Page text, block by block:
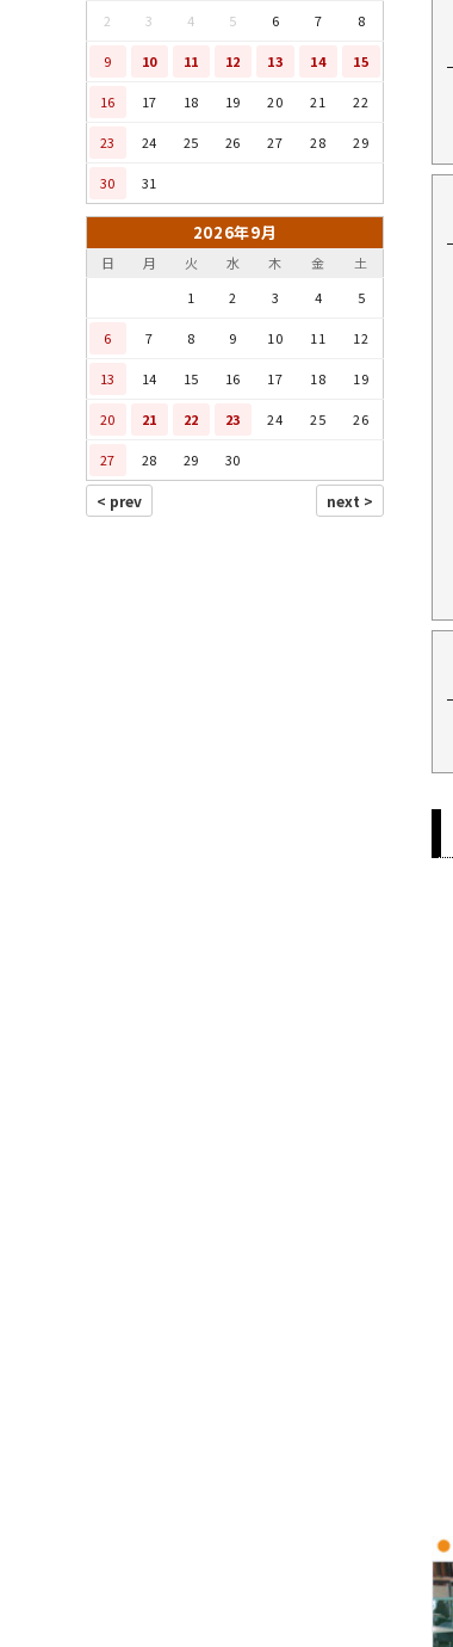
2 3 4 5 6 7 8
9 10 11 12 13 14 15
16 17 18 19 20 21 22
23 24 25 26 27 28 29
30 31
2026年9月
日 月 火 水 木 金
土
1
2 3 4 5
6 7 8 9 10 11 12
13 14 15 16 17 18 19
20 21 22 23 24 25 26
27 28 29 30